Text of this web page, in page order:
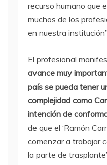
recurso humano que
muchos de los
en nuestra
El profesional
avance muy
país se pueda tener
complejidad como
intención de
de que el ‘Ramón
comenzar a trabajar
la parte de